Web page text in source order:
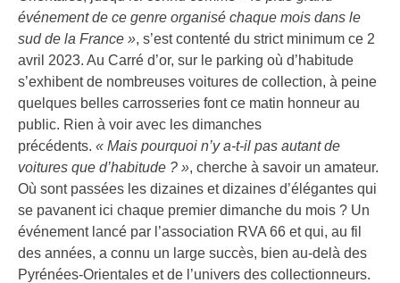
événement de ce genre organisé chaque mois dans le
sud de la France », s’est contenté du strict minimum ce 2
avril 2023. Au Carré d’or, sur le parking où d’habitude
s’exhibent de nombreuses voitures de collection, à peine
quelques belles carrosseries font ce matin honneur au
public. Rien à voir avec les dimanches
précédents. « Mais pourquoi n’y a-t-il pas autant de
voitures que d’habitude ? », cherche à savoir un amateur.
Où sont passées les dizaines et dizaines d’élégantes qui
se pavanent ici chaque premier dimanche du mois ? Un
événement lancé par l’association RVA 66 et qui, au fil
des années, a connu un large succès, bien au-delà des
Pyrénées-Orientales et de l’univers des collectionneurs.